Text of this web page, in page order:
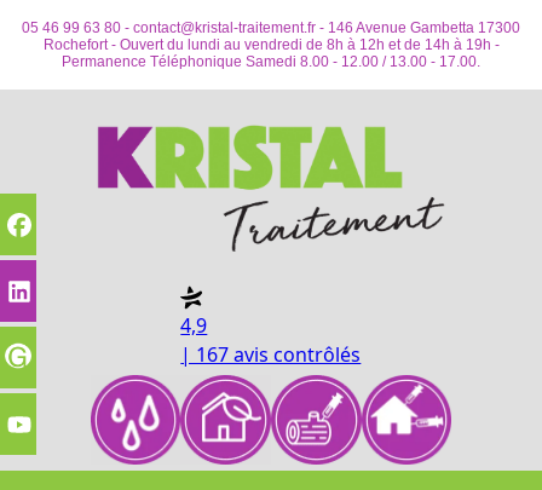
05 46 99 63 80 - contact@kristal-traitement.fr - 146 Avenue Gambetta 17300
Rochefort - Ouvert du lundi au vendredi de 8h à 12h et de 14h à 19h -
Permanence Téléphonique Samedi 8.00 - 12.00 / 13.00 - 17.00.
4,9
| 167 avis contrôlés